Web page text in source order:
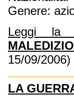
Genere:
Leggi la
15/09/2006)
LA